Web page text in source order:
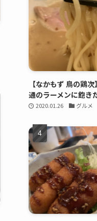
【なかもず 鳥の鶏
通のラーメンに飽き
2020.01.26 グルメ